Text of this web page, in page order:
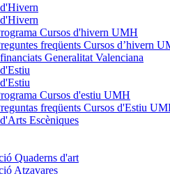
Cursos d'hivern UMH
freqüents Cursos d’hivern
Generalitat Valenciana
Cursos d'estiu UMH
freqüents Cursos d'Estiu
Escèniques
Quaderns d'art
Atzavares